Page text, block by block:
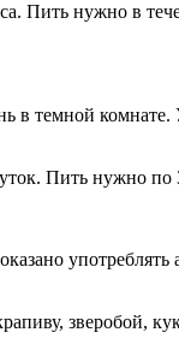
Пить нужно в
в темной комнате.
Пить нужно по
употреблять
зверобой,